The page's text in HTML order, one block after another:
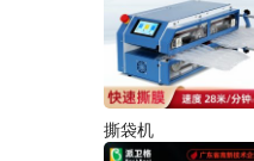
撕袋机